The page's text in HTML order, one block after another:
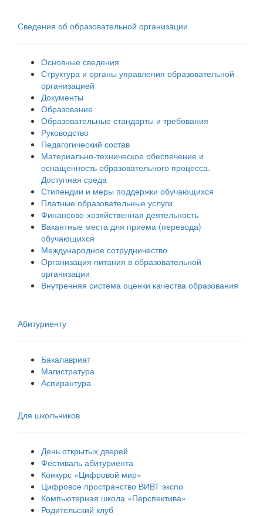
Сведения об образовательной организации
Основные сведения
Структура и органы управления образовательной
организацией
Документы
Образование
Образовательные стандарты и требования
Руководство
Педагогический состав
Материально-техническое обеспечение и
оснащенность образовательного процесса.
Доступная среда
Стипендии и меры поддержки обучающихся
Платные образовательные услуги
Финансово-хозяйственная деятельность
Вакантные места для приема (перевода)
обучающихся
Международное сотрудничество
Организация питания в образовательной
организации
Внутренняя система оценки качества образования
Абитуриенту
Бакалавриат
Магистратура
Аспирантура
Для школьников
День открытых дверей
Фестиваль абитуриента
Конкурс «Цифровой мир»
Цифровое пространство ВИВТ экспо
Компьютерная школа «Перспектива»
Родительский клуб